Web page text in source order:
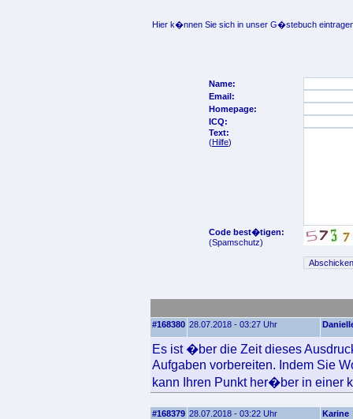
Hier k�nnen Sie sich in unser G�stebuch
Name:
Email:
Homepage:
ICQ:
Text:
(Hilfe)
Code best�tigen:
(Spamschutz)
#168380 28.07.2018 - 03:27 Uhr
Es ist �ber die Zeit dieses
Aufgaben vorbereiten. Indem Sie
kann Ihren Punkt her�ber in einer
#168379 28.07.2018 - 03:22 Uhr Karine